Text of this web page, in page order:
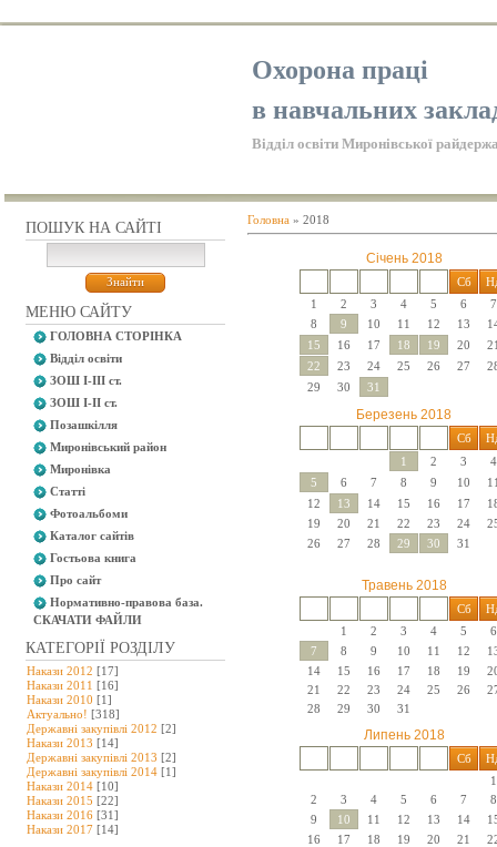
Охорона праці
в навчальних
Відділ освіти Миронівської
ПОШУК НА САЙТІ
МЕНЮ САЙТУ
ГОЛОВНА СТОРІНКА
Відділ освіти
ЗОШ І-ІІІ ст.
ЗОШ І-ІІ ст.
Позашкілля
Миронівський район
Миронівка
Статті
Фотоальбоми
Каталог сайтів
Гостьова книга
Про сайт
Нормативно-правова база.
СКАЧАТИ ФАЙЛИ
КАТЕГОРІЇ РОЗДІЛУ
Накази 2012 [17]
Накази 2011 [16]
Накази 2010 [1]
Актуально! [318]
Державні закупівлі 2012 [2]
Накази 2013 [14]
Державні закупівлі 2013 [2]
Державні закупівлі 2014 [1]
Накази 2014 [10]
Накази 2015 [22]
Накази 2016 [31]
Накази 2017 [14]
Головна » 2018
Січень 2018
Сб
1
2 3 4 5 6
7
8
9 10 11 12 13
15
16 17 18 19 20
22
23 24 25 26 27
29
30 31
Березень 2018
Сб
1
2 3
4
5
6 7 8 9 10
12
13 14 15 16 17
19
20 21 22 23 24
26
27 28 29 30 31
Травень 2018
Сб
1
2 3 4 5
6
7
8 9 10 11 12
14
15 16 17 18 19
21
22 23 24 25 26
28
29 30 31
Липень 2018
Сб
1
2
3 4 5 6 7
8
9
10 11 12 13 14
16
17 18 19 20 21